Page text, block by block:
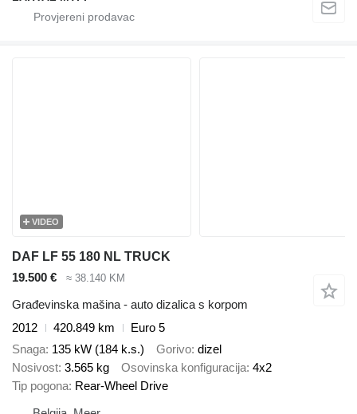
VIDEO
DAF LF 55 180 NL TRUCK
19.500 €
≈ 38.140 KM
Građevinska mašina - auto dizalica s korpom
2012
420.849 km
Euro 5
Snaga 135 kW (184 k.s.) Gorivo dizel
Nosivost 3.565 kg Osovinska konfiguracija 4x2
Tip pogona Rear-Wheel Drive